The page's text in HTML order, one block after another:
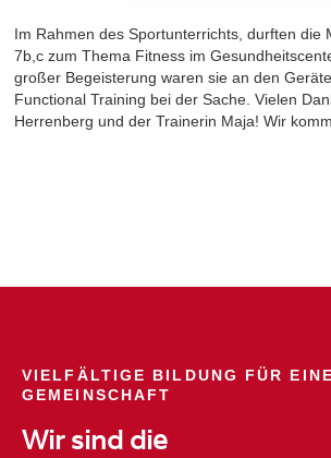
Im Rahmen des Sportunterrichts, durften die
7b,c zum Thema Fitness im
großer Begeisterung waren sie an den
Functional Training bei der Sache. Vielen
Herrenberg und der Trainerin Maja! Wir
VIELFÄLTIGE BILDUNG FÜR
GEMEINSCHAFT
Wir sind die